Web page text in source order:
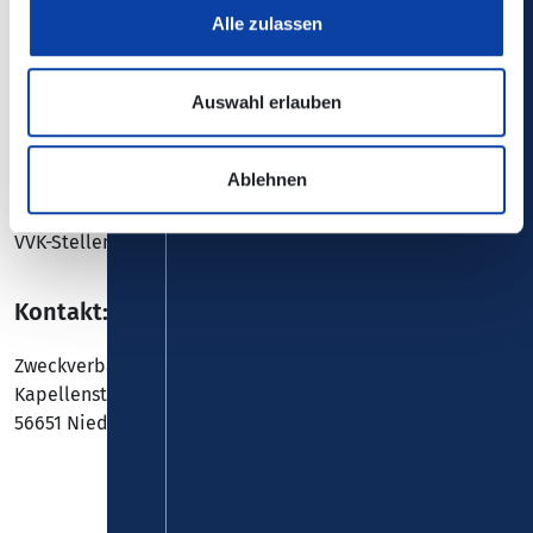
Alle zulassen
Auswahl erlauben
Ablehnen
Verbandsgemeinde Mendig:
Abfahrtsort: 17.00 Uhr Treffen in Mendig (Lava-Dome) -
VVK-Stellen: Tabakwaren Blum in Mendig (Poststraße 27)
Kontakt:
Zweckverband Vulkanregion Laacher See
Kapellenstr. 12
56651 Niederzissen